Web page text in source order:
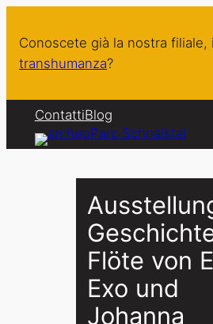
contenuto
Conoscete già la nostra filiale,
transhumanza?
ContattiBlog
Flöte von
Exo und
Johanna